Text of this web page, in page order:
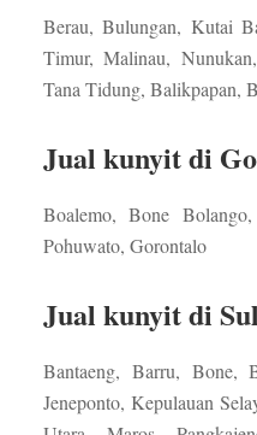
Berau, Bulungan, Kutai
Timur, Malinau,
Tana Tidung, Balikpapan,
Jual kunyit di
Boalemo, Bone
Pohuwato, Gorontalo
Jual kunyit di
Bantaeng, Barru, Bone,
Jeneponto, Kepulauan